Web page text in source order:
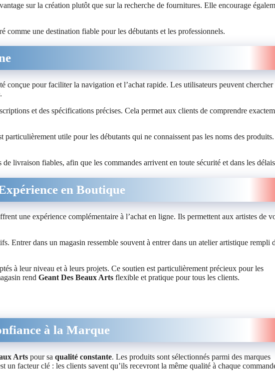
sur la création plutôt que sur la recherche de fournitures. Elle encourage
comme une destination fiable pour les débutants et les professionnels.
conçue pour faciliter la navigation et l’achat rapide. Les utilisateurs peuvent chercher
et des spécifications précises. Cela permet aux clients de comprendre
particulièrement utile pour les débutants qui ne connaissent pas les noms des
de livraison fiables, afin que les commandes arrivent en toute sécurité et dans les
en Boutique
une expérience complémentaire à l’achat en ligne. Ils permettent aux artistes de
Entrer dans un magasin ressemble souvent à entrer dans un atelier artistique rempli
à leur niveau et à leurs projets. Ce soutien est particulièrement précieux pour les
rend Geant Des Beaux Arts flexible et pratique pour tous les clients.
à la Marque
Arts pour sa qualité constante. Les produits sont sélectionnés parmi des marques
un facteur clé : les clients savent qu’ils recevront la même qualité à chaque